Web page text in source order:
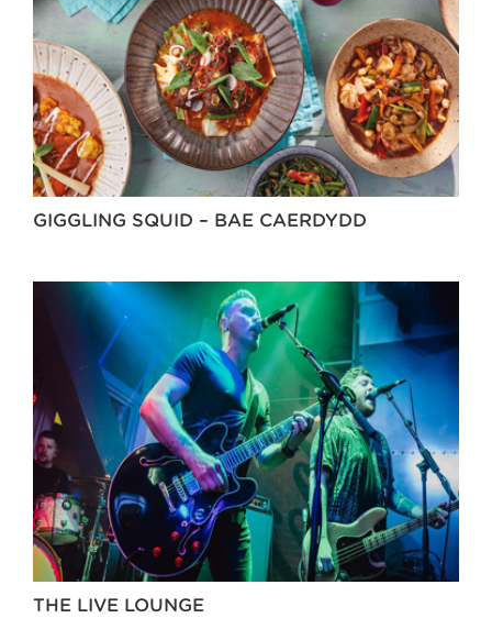
GIGGLING SQUID – BAE CAERDYDD
THE LIVE LOUNGE